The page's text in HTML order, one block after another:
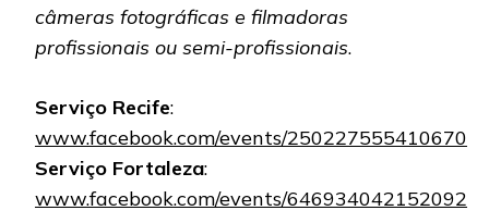
câmeras fotográficas e filmadoras
profissionais ou semi-profissionais.
Serviço Recife:
www.facebook.com/events/250227555410670
Serviço Fortaleza:
www.facebook.com/events/646934042152092